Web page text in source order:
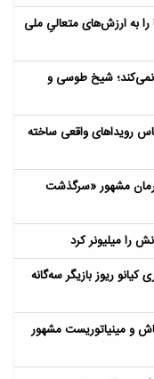
به ارزش‌های متعالیِ ملی
را فراموش نمی‌کند؛ شیخ طوسی و
رویداهای واقعی ساخته
رمان مشهور «سرگذشت
کیانو ریوز بازیگر سه‌گانه
و مینیاتوریست مشهور